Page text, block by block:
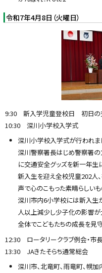
令和7年4月8日（火曜日）
9:30 新入学児童登校日 初日の
10:30 深川小学校入学式
深川小学校入学式が行われま
深川警察署長はじめ警察署
に交通安全グッズを新一年生
新入生を迎え全校児童202人
声で心のこもった素晴らしいも
深川市内6小学校には新入生
人以上減少し少子化の影響が
全体でこどもたちの成長を見守
12:30 ロータリークラブ例会・市
13:30 JAきたそらち通常総会
深川市、北竜町、雨竜町、幌